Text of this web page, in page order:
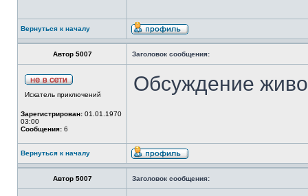
Вернуться к началу
Автор 5007 Заголовок сообщения:
Искатель приключений
Зарегистрирован: 01.01.1970
03:00
Сообщения: 6
Обсуждение
Вернуться к началу
Автор 5007 Заголовок сообщения: